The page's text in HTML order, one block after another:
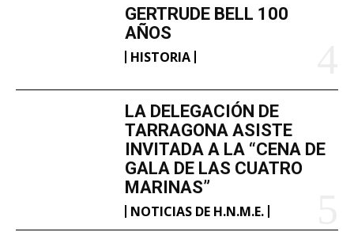
GERTRUDE BELL 100
AÑOS
HISTORIA
LA DELEGACIÓN DE
TARRAGONA ASISTE
INVITADA A LA “CENA DE
GALA DE LAS CUATRO
MARINAS”
NOTICIAS DE H.N.M.E.